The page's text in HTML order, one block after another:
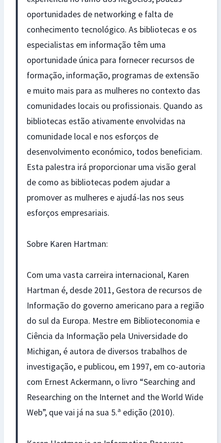
oportunidades de networking e falta de
conhecimento tecnológico. As bibliotecas e os
especialistas em informação têm uma
oportunidade única para fornecer recursos de
formação, informação, programas de extensão
e muito mais para as mulheres no contexto das
comunidades locais ou profissionais. Quando as
bibliotecas estão ativamente envolvidas na
comunidade local e nos esforços de
desenvolvimento económico, todos beneficiam.
Esta palestra irá proporcionar uma visão geral
de como as bibliotecas podem ajudar a
promover as mulheres e ajudá-las nos seus
esforços empresariais.
Sobre Karen Hartman:
Com uma vasta carreira internacional, Karen
Hartman é, desde 2011, Gestora de recursos de
Informação do governo americano para a região
do sul da Europa. Mestre em Biblioteconomia e
Ciência da Informação pela Universidade do
Michigan, é autora de diversos trabalhos de
investigação, e publicou, em 1997, em co-autoria
com Ernest Ackermann, o livro “Searching and
Researching on the Internet and the World Wide
Web”, que vai já na sua 5.ª edição (2010).